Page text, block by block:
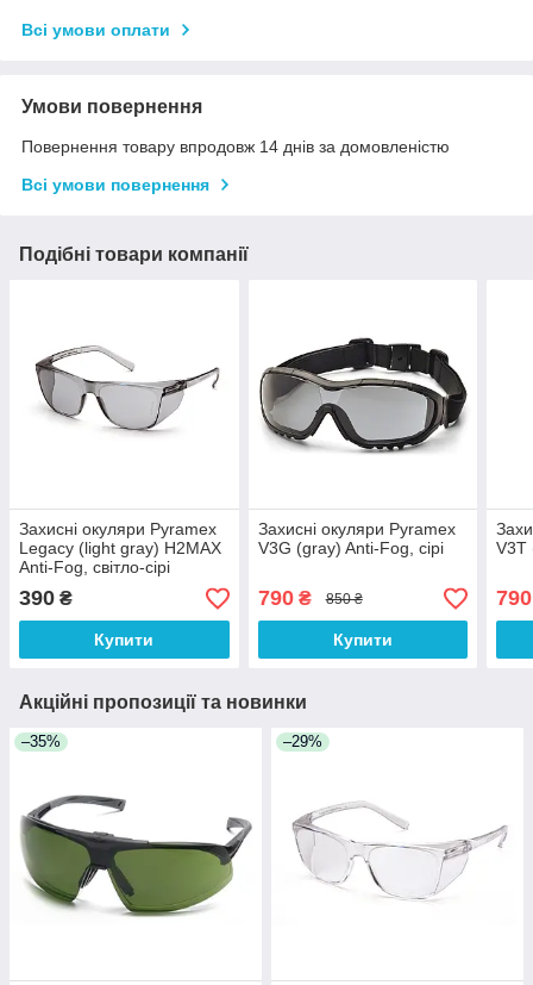
Всі умови оплати
Умови повернення
Повернення товару впродовж 14 днів за домовленістю
Всі умови повернення
Подібні товари компанії
Захисні окуляри Pyramex
Legacy (light gray) H2MAX
Anti-Fog, світло-сірі
напівтемні
390 ₴
Купити
Захисні окуляри Pyramex
V3G (gray) Anti-Fog, сірі
790₴ 850 ₴
Купити
V3T
790
Акційні пропозиції та новинки
–35% –29%